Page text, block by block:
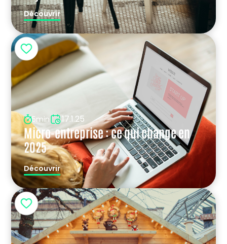
Découvrir
5min 17.1.25
Micro-entreprise : ce qui change en
2025
Découvrir